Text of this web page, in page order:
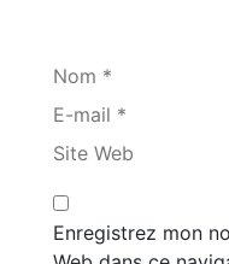
Nom *
E-mail *
Site Web
Enregistrez mon